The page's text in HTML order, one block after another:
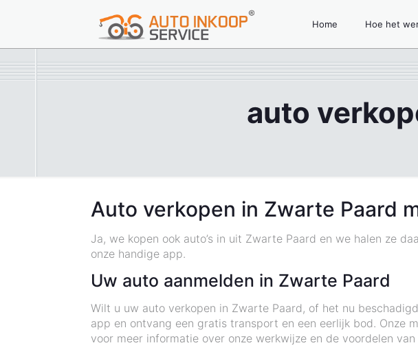
Home Hoe het
auto
Auto verkopen in Zwarte Paard
Ja, we kopen ook auto’s in uit Zwarte Paard en we halen ze
onze handige app.
Uw auto aanmelden in Zwarte Paard
Wilt u uw auto verkopen in Zwarte Paard, of het nu
app en ontvang een gratis transport en een eerlijk bod. Onze
voor meer informatie over onze werkwijze en de voordelen